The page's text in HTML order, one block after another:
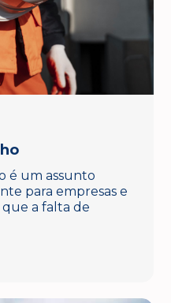
é um assunto
para empresas e
a falta de